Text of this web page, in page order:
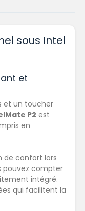
sous Intel
et
et un toucher
P2 est
en
de confort lors
pouvez compter
intégré.
qui facilitent la